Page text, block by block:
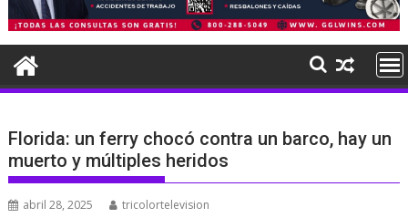
Florida: un ferry chocó contra un barco, hay un
muerto y múltiples heridos
abril 28, 2025 tricolortelevision